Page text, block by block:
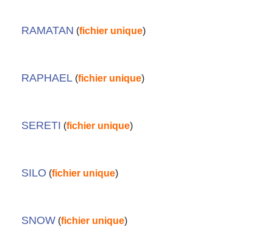
RAMATAN (fichier unique)
RAPHAEL (fichier unique)
SERETI (fichier unique)
SILO (fichier unique)
SNOW (fichier unique)